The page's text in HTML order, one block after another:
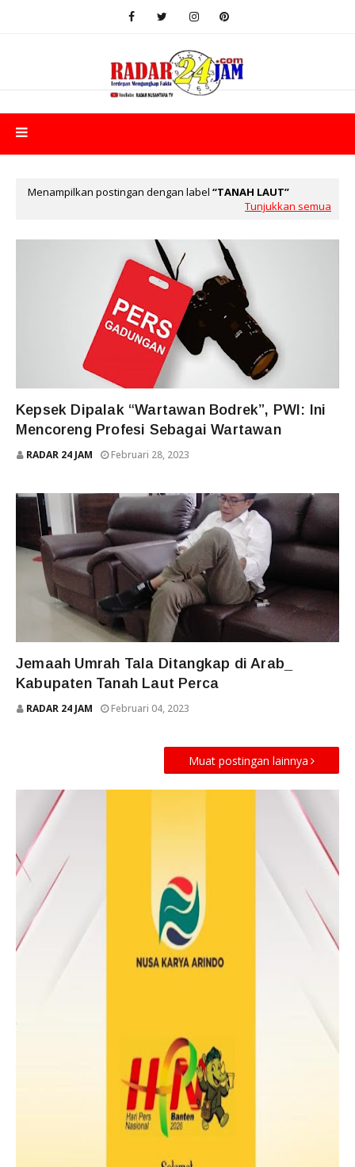
Menampilkan postingan dengan label
TANAH LAUT
Tunjukkan semua
Kepsek Dipalak “Wartawan Bodrek”, PWI: Ini
Mencoreng Profesi Sebagai Wartawan
RADAR 24 JAM Februari 28, 2023
Jemaah Umrah Tala Ditangkap di Arab_
Kabupaten Tanah Laut Perca
RADAR 24 JAM Februari 04, 2023
Muat postingan lainnya